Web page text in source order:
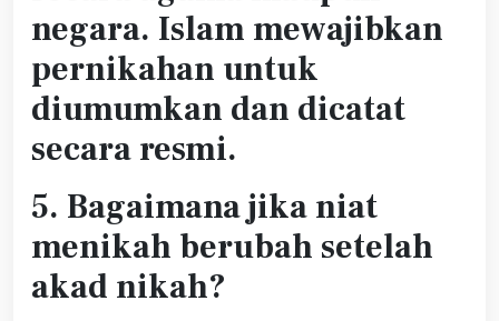
negara. Islam mewajibkan
pernikahan untuk
diumumkan dan dicatat
secara resmi.
5. Bagaimana jika niat
menikah berubah setelah
akad nikah?